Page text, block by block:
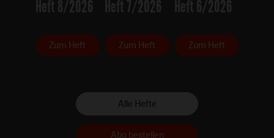
Heft 8/2026
Zum Heft
Heft 7/2026
Zum Heft
Heft 6/2026
Zum Heft
Alle Hefte
Abo bestellen